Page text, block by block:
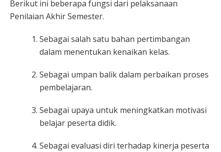
Berikut ini beberapa fungsi dari pelaksanaan
Penilaian Akhir Semester.
Sebagai salah satu bahan pertimbangan
dalam menentukan kenaikan kelas.
Sebagai umpan balik dalam perbaikan proses
pembelajaran.
Sebagai upaya untuk meningkatkan motivasi
belajar peserta didik.
Sebagai evaluasi diri terhadap kinerja peserta